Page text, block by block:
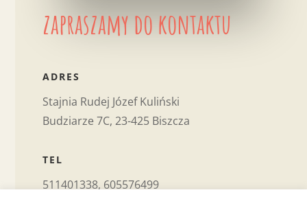
zapraszamy do kontaktu
ADRES
Stajnia Rudej Józef Kuliński
Budziarze 7C, 23-425 Biszcza
TEL
511401338, 605576499